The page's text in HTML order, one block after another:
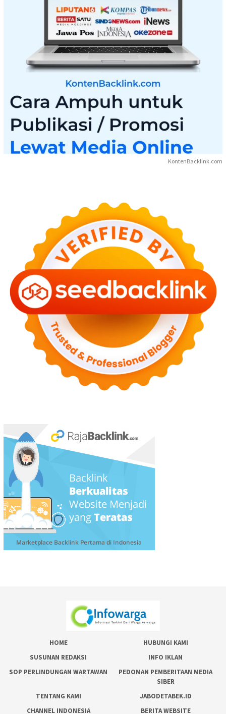
KontenBacklink.com
HOME
HUBUNGI KAMI
SUSUNAN REDAKSI
INFO IKLAN
SOP PERLINDUNGAN WARTAWAN
PEDOMAN PEMBERITAAN MEDIA
SIBER
TENTANG KAMI
JABODETABEK.ID
CHANNEL INDONESIA
BERITA WEBSITE